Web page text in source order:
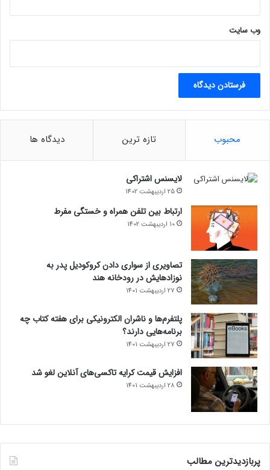
وب‌ سایت
محبوب تازه ترین دیدگاه ها
لایسنس اشتراکی
25 اردیبهشت 1402
ارتباط بین تلفن همراه و خستگی مفرط
10 اردیبهشت 1402
تصاویری از سواری دادن کروکودیل پدر به
نوزادهایش در رودخانه هند
27 اردیبهشت 1401
پلتفرم‌ها و ناشران الکترونیکی برای هفته کتاب چه
برنامه‌هایی دارند؟
27 اردیبهشت 1401
افزایش قیمت کرایه تاکسی‌های آنلاین لغو شد
28 اردیبهشت 1401
پربازدیدترین مطالب